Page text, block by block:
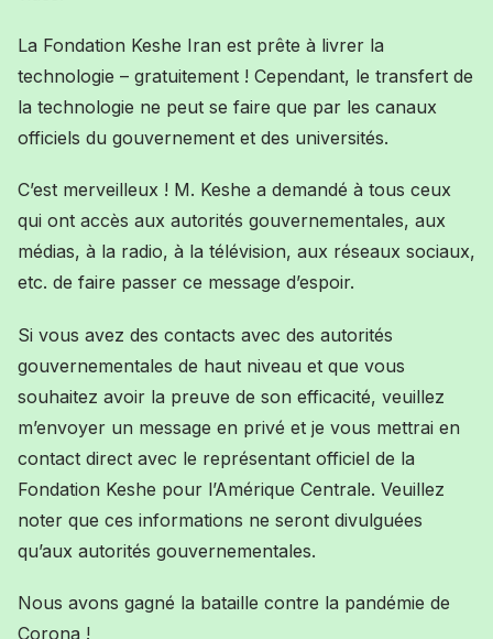
La Fondation Keshe Iran est prête à livrer la
technologie – gratuitement ! Cependant, le transfert de
la technologie ne peut se faire que par les canaux
officiels du gouvernement et des universités.
C’est merveilleux ! M. Keshe a demandé à tous ceux
qui ont accès aux autorités gouvernementales, aux
médias, à la radio, à la télévision, aux réseaux sociaux,
etc. de faire passer ce message d’espoir.
Si vous avez des contacts avec des autorités
gouvernementales de haut niveau et que vous
souhaitez avoir la preuve de son efficacité, veuillez
m’envoyer un message en privé et je vous mettrai en
contact direct avec le représentant officiel de la
Fondation Keshe pour l’Amérique Centrale. Veuillez
noter que ces informations ne seront divulguées
qu’aux autorités gouvernementales.
Nous avons gagné la bataille contre la pandémie de
Corona !